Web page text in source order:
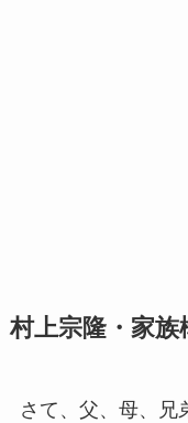
村上宗隆・家族
さて、父、母、兄